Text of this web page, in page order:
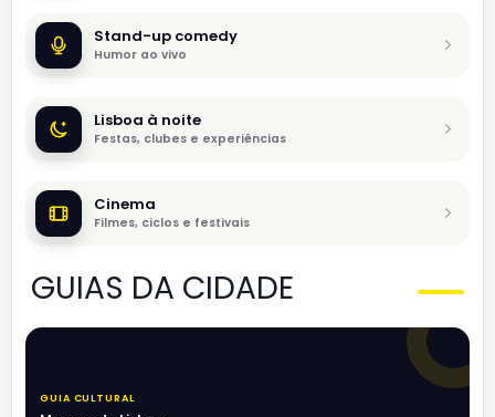
Stand-up comedy
Humor ao vivo
Lisboa à noite
Festas, clubes e experiências
Cinema
Filmes, ciclos e festivais
GUIAS DA CIDADE
GUIA CULTURAL